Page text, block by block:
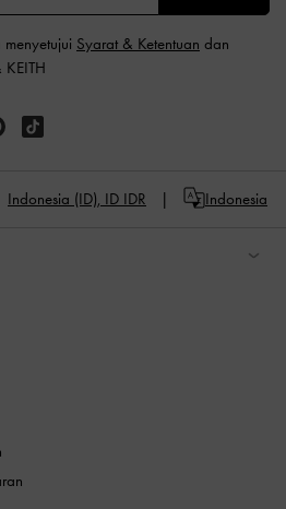
Syarat & Ketentuan dan
KEITH
Indonesia (ID), ID IDR Indonesia